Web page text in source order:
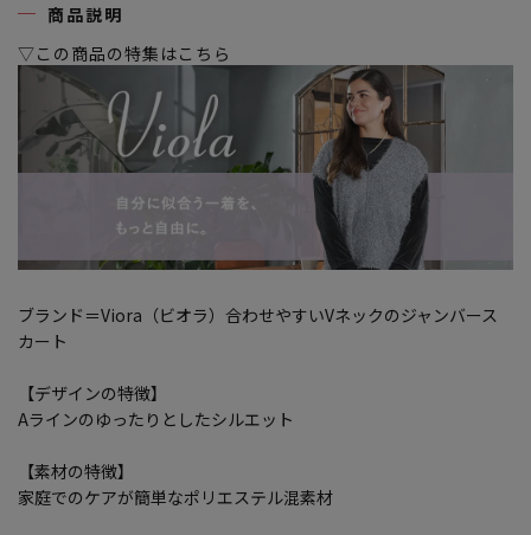
商品説明
▽この商品の特集はこちら
ブランド＝Viora（ビオラ）合わせやすいVネックのジャンバース
カート
【デザインの特徴】
Aラインのゆったりとしたシルエット
【素材の特徴】
家庭でのケアが簡単なポリエステル混素材